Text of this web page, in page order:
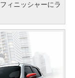
ィニッシャーにラ